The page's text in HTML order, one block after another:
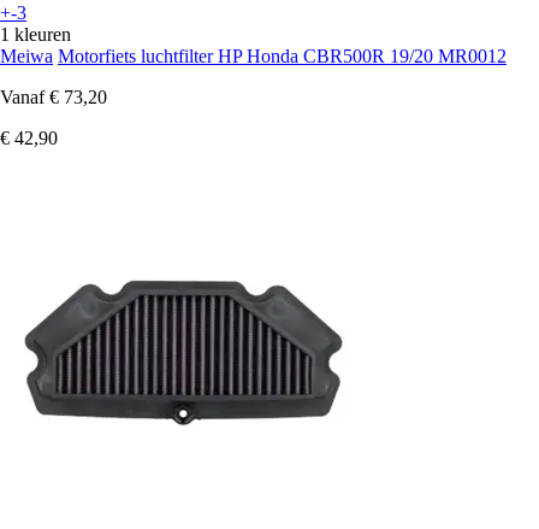
+-3
1 kleuren
Meiwa Motorfiets luchtfilter HP Honda CBR500R 19/20 MR0012
Vanaf € 73,20
€ 42,90